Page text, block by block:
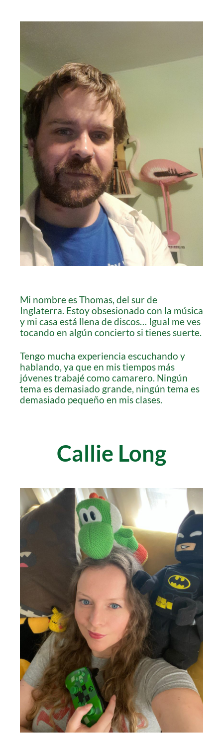
Mi nombre es Thomas, del sur de
Inglaterra. Estoy obsesionado con la música
y mi casa está llena de discos… Igual me ves
tocando en algún concierto si tienes suerte.
Tengo mucha experiencia escuchando y
hablando, ya que en mis tiempos más
jóvenes trabajé como camarero. Ningún
tema es demasiado grande, ningún tema es
demasiado pequeño en mis clases.
Callie Long